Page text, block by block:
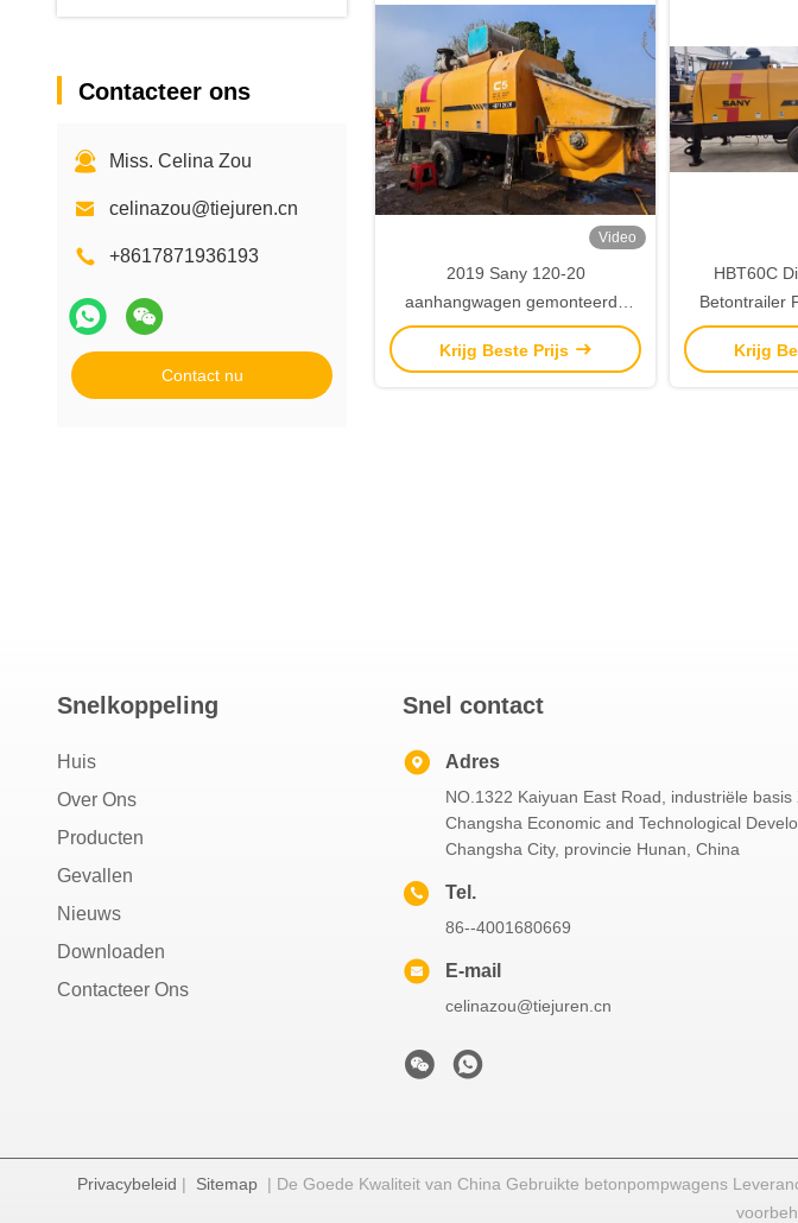
Contacteer ons
Miss. Celina Zou
celinazou@tiejuren.cn
+8617871936193
Contact nu
Video
2019 Sany 120-20
aanhangwagen gemonteerde
betonnen pomp gebruikte
betonnen machines
Krijg Beste Prijs
HBT60C
Betontrailer
Beton
Krijg
Snelkoppeling
Huis
Over Ons
Producten
Gevallen
Nieuws
Downloaden
Contacteer Ons
Snel contact
Adres
NO.1322 Kaiyuan East Road, industriële basis
Changsha Economic and Technological
Changsha City, provincie Hunan, China
Tel.
86--4001680669
E-mail
celinazou@tiejuren.cn
Privacybeleid | Sitemap | De Goede Kwaliteit van China Gebruikte betonpompwagens